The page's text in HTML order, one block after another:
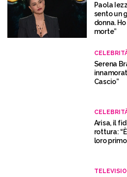
Paola
sento un
donna.
morte”
Serena
Cascio”
Arisa, il
rottura:
loro